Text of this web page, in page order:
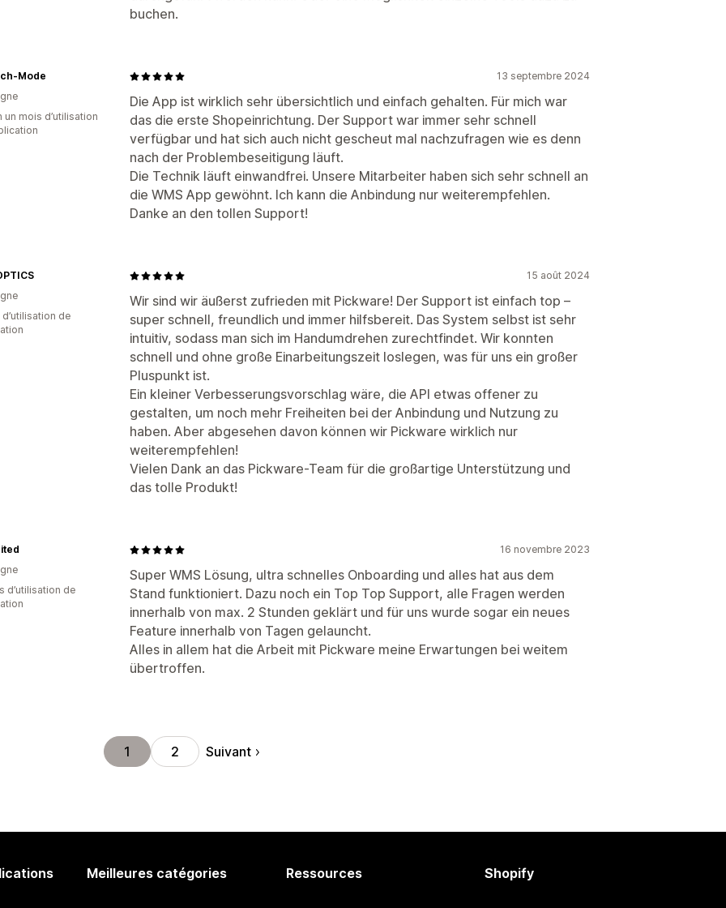
buchen.
13 septembre 2024
Die App ist wirklich sehr übersichtlich und einfach gehalten. Für mich war
das die erste Shopeinrichtung. Der Support war immer sehr schnell
verfügbar und hat sich auch nicht gescheut mal nachzufragen wie es denn
nach der Problembeseitigung läuft.
Die Technik läuft einwandfrei. Unsere Mitarbeiter haben sich sehr schnell an
die WMS App gewöhnt. Ich kann die Anbindung nur weiterempfehlen.
Danke an den tollen Support!
Mode
un mois d’utilisation
15 août 2024
Wir sind wir äußerst zufrieden mit Pickware! Der Support ist einfach top –
super schnell, freundlich und immer hilfsbereit. Das System selbst ist sehr
intuitiv, sodass man sich im Handumdrehen zurechtfindet. Wir konnten
schnell und ohne große Einarbeitungszeit loslegen, was für uns ein großer
Pluspunkt ist.
Ein kleiner Verbesserungsvorschlag wäre, die API etwas offener zu
gestalten, um noch mehr Freiheiten bei der Anbindung und Nutzung zu
haben. Aber abgesehen davon können wir Pickware wirklich nur
weiterempfehlen!
Vielen Dank an das Pickware-Team für die großartige Unterstützung und
das tolle Produkt!
de
16 novembre 2023
Super WMS Lösung, ultra schnelles Onboarding und alles hat aus dem
Stand funktioniert. Dazu noch ein Top Top Support, alle Fragen werden
innerhalb von max. 2 Stunden geklärt und für uns wurde sogar ein neues
Feature innerhalb von Tagen gelauncht.
Alles in allem hat die Arbeit mit Pickware meine Erwartungen bei weitem
übertroffen.
d’utilisation de
1 2 Suivant
Meilleures catégories Ressources Shopify